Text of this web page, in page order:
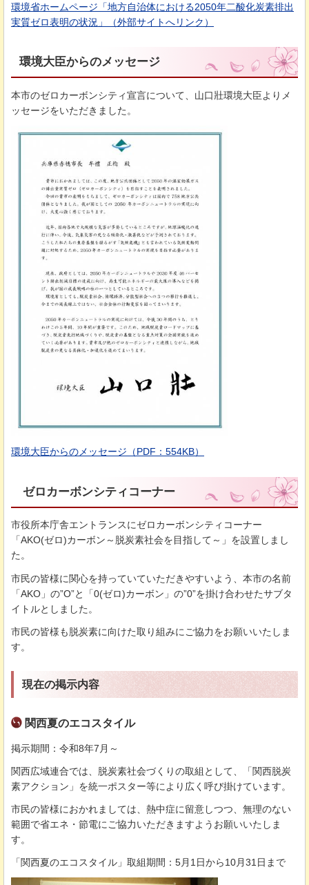
環境省ホームページ「地方自治体における2050年二酸化炭素排出
実質ゼロ表明の状況」（外部サイトへリンク）
環境大臣からのメッセージ
本市のゼロカーボンシティ宣言について、山口壯環境大臣よりメ
ッセージをいただきました。
環境大臣からのメッセージ（PDF：554KB）
ゼロカーボンシティコーナー
市役所本庁舎エントランスにゼロカーボンシティコーナー
「AKO(ゼロ)カーボン～脱炭素社会を目指して～」を設置しまし
た。
市民の皆様に関心を持っていていただきやすいよう、本市の名前
「AKO」の”O”と「0(ゼロ)カーボン」の”0”を掛け合わせたサブタ
イトルとしました。
市民の皆様も脱炭素に向けた取り組みにご協力をお願いいたしま
す。
現在の掲示内容
関西夏のエコスタイル
掲示期間：令和8年7月～
関西広域連合では、脱炭素社会づくりの取組として、「関西脱炭
素アクション」を統一ポスター等により広く呼び掛けています。
市民の皆様におかれましては、熱中症に留意しつつ、無理のない
範囲で省エネ・節電にご協力いただきますようお願いいたしま
す。
「関西夏のエコスタイル」取組期間：5月1日から10月31日まで